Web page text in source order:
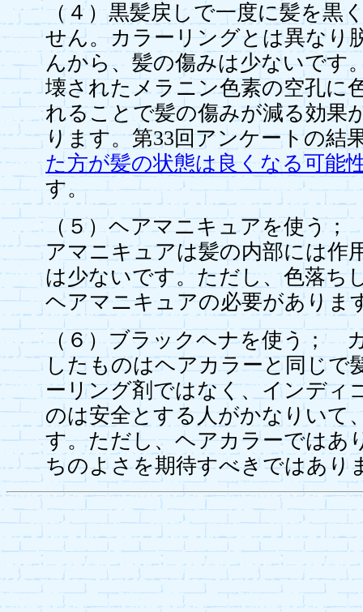
（４）黒髪戻しで一度に髪を
せん。カラーリングとは異なり
んから、髪の傷みは少ないです
壊されたメラニン色素の空孔に
れることで髪の傷みが減る効果
ります。第33回アンケートの結
た方が髪の状態は良くなる可能
す。
（５）ヘアマニキュアを使う
アマニキュアは髪の内部には作
は少ないです。ただし、色落ち
ヘアマニキュアの必要がありま
（６）ブラックヘナを使う；
したものはヘアカラーと同じで
ーリング剤ではなく、インディ
のは安全とする人がかなりいて
す。ただし、ヘアカラーではあ
ちのよさを期待すべきではあり